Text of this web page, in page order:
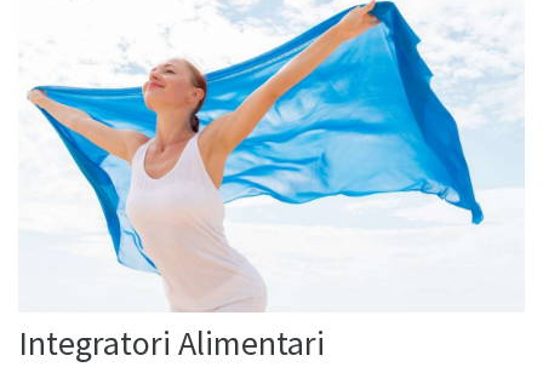
Integratori Alimentari